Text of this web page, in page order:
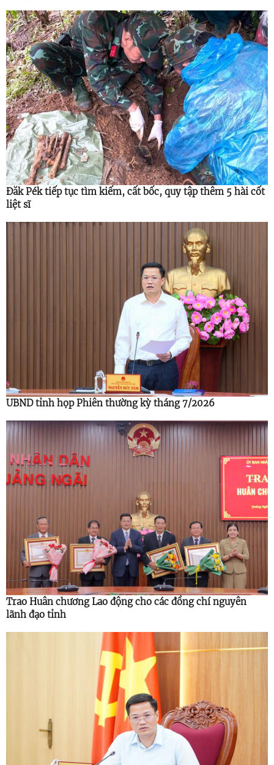
Đăk Pék tiếp tục tìm kiếm, cất bốc, quy tập thêm 5 hài cốt
liệt sĩ
UBND tỉnh họp Phiên thường kỳ tháng 7/2026
Trao Huân chương Lao động cho các đồng chí nguyên
lãnh đạo tỉnh